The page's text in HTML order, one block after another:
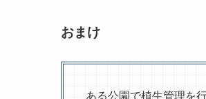
おまけ
ある公園で植生管理を